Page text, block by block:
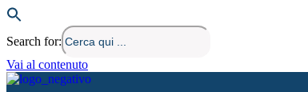
Search for:
Vai al contenuto